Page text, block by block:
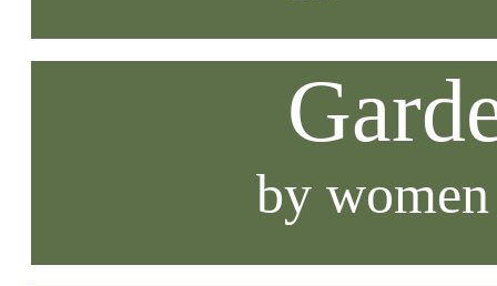
by